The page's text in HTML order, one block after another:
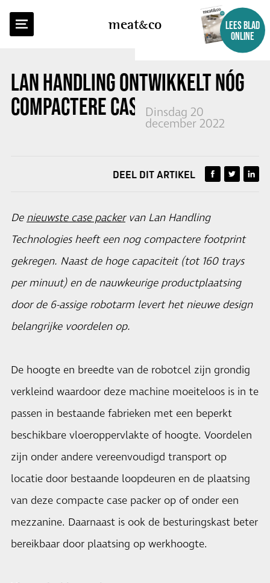
meatco
LEES BLAD
ONLINE
LAN HANDLING ONTWIKKELT NÓG
COMPACTERE CASE PACKER
Dinsdag 20
december 2022
TERUG NAAR OVERZICHT
DEEL DIT ARTIKEL
Denieuwste case packervan Lan Handling
Technologies heeft een nog compactere footprint
gekregen. Naast de hoge capaciteit (tot 160 trays
per minuut) en de nauwkeurige productplaatsing
door de 6-assige robotarm levert het nieuwe design
belangrijke voordelen op.
De hoogte en breedte van de robotcel zijn grondig
verkleind waardoor deze machine moeiteloos is in te
passen in bestaande fabrieken met een beperkt
beschikbare vloeroppervlakte of hoogte. Voordelen
zijn onder andere vereenvoudigd transport op
locatie door bestaande loopdeuren en de plaatsing
van deze compacte case packer op of onder een
mezzanine. Daarnaast is ook de besturingskast beter
bereikbaar door plaatsing op werkhoogte.